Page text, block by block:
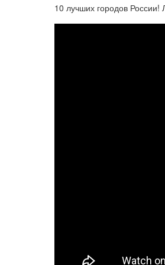
10 лучших городов